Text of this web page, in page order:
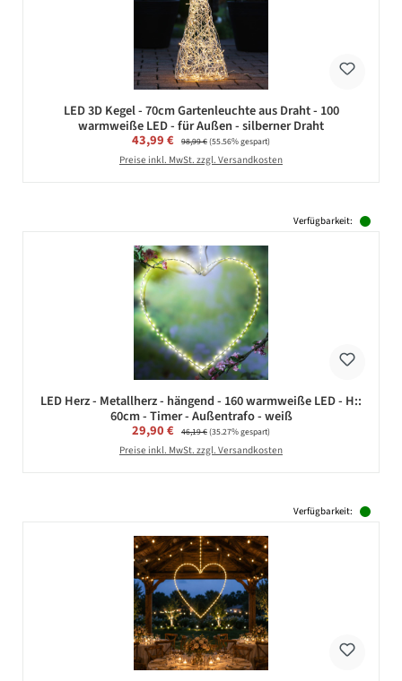
LED 3D Kegel - 70cm Gartenleuchte aus Draht - 100
warmweiße LED - für Außen - silberner Draht
Verkaufspreis:
43,99 € Regulärer Preis:
98,99 €(55.56% gespart)
Preise inkl. MwSt. zzgl. Versandkosten
Verfügbarkeit:
LED Herz - Metallherz - hängend - 160 warmweiße LED - H::
60cm - Timer - Außentrafo - weiß
Verkaufspreis:
29,90 € Regulärer Preis:
46,19 €(35.27% gespart)
Preise inkl. MwSt. zzgl. Versandkosten
Verfügbarkeit: